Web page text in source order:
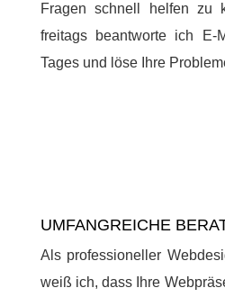
Fragen schnell helfen zu
freitags beantworte ich E-
Tages und löse Ihre
UMFANGREICHE
Als professioneller
weiß ich, dass Ihre